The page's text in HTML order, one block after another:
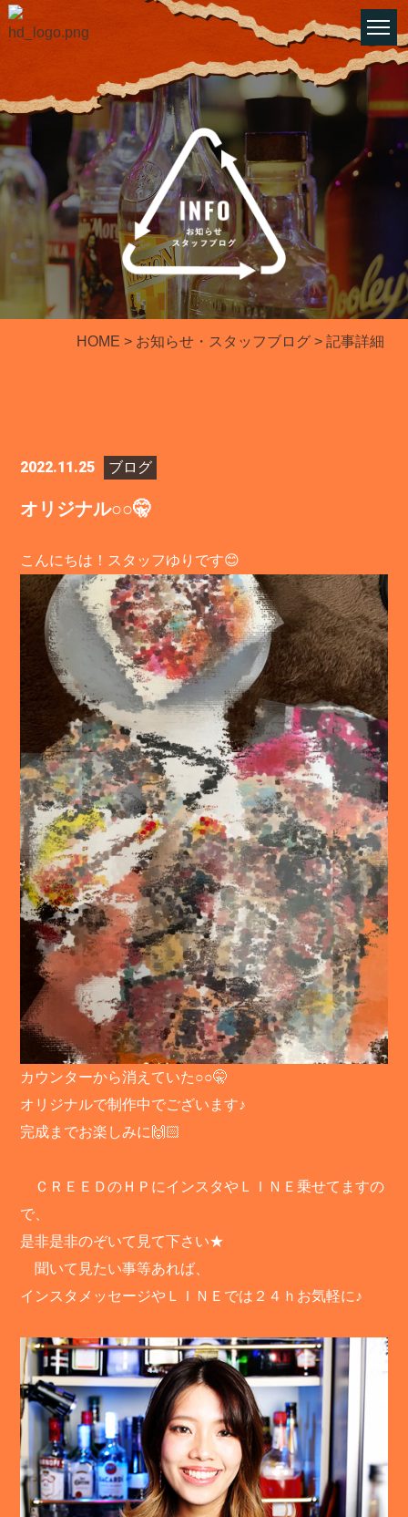
HOME > お知らせ・スタッフブログ​​​​​​​ > 記事詳細
2022.11.25 ブログ
オリジナル○○🤫
こんにちは！スタッフゆりです😊
カウンターから消えていた○○🤫
オリジナルで制作中でございます♪
完成までお楽しみに🙌🏻
ＣＲＥＥＤのＨＰにインスタやＬＩＮＥ乗せてますの
で、
是非是非のぞいて見て下さい★
聞いて見たい事等あれば、
インスタメッセージやＬＩＮＥでは２４ｈお気軽に♪